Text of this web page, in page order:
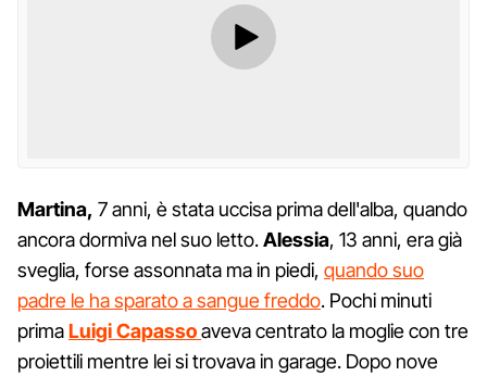
Martina, 7 anni, è stata uccisa prima dell'alba, quando
ancora dormiva nel suo letto.Alessia, 13 anni, era già
sveglia, forse assonnata ma in piedi, quando suo
padre le ha sparato a sangue freddo. Pochi minuti
primaLuigi Capassoaveva centrato la moglie con tre
proiettili mentre lei si trovava in garage. Dopo nove